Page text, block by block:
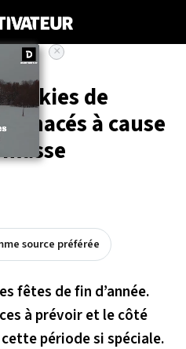
de
à cause
source préférée
×
fêtes de fin d’année.
à prévoir et le côté
période si spéciale.